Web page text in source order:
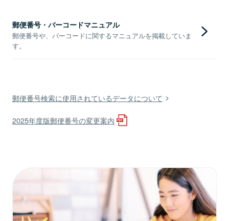
郵便番号・バーコードマニュアル
郵便番号や、バーコードに関するマニュアルを掲載していま
す。
郵便番号検索に使用されているデータについて
2025年度版郵便番号の変更案内